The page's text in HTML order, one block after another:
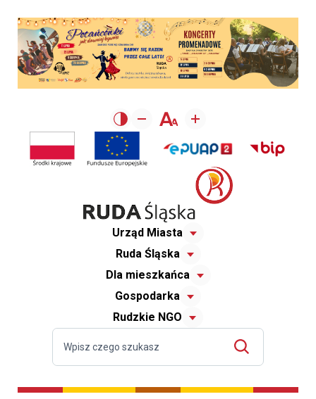
Urząd Miasta
Ruda Śląska
Dla mieszkańca
Gospodarka
Rudzkie NGO